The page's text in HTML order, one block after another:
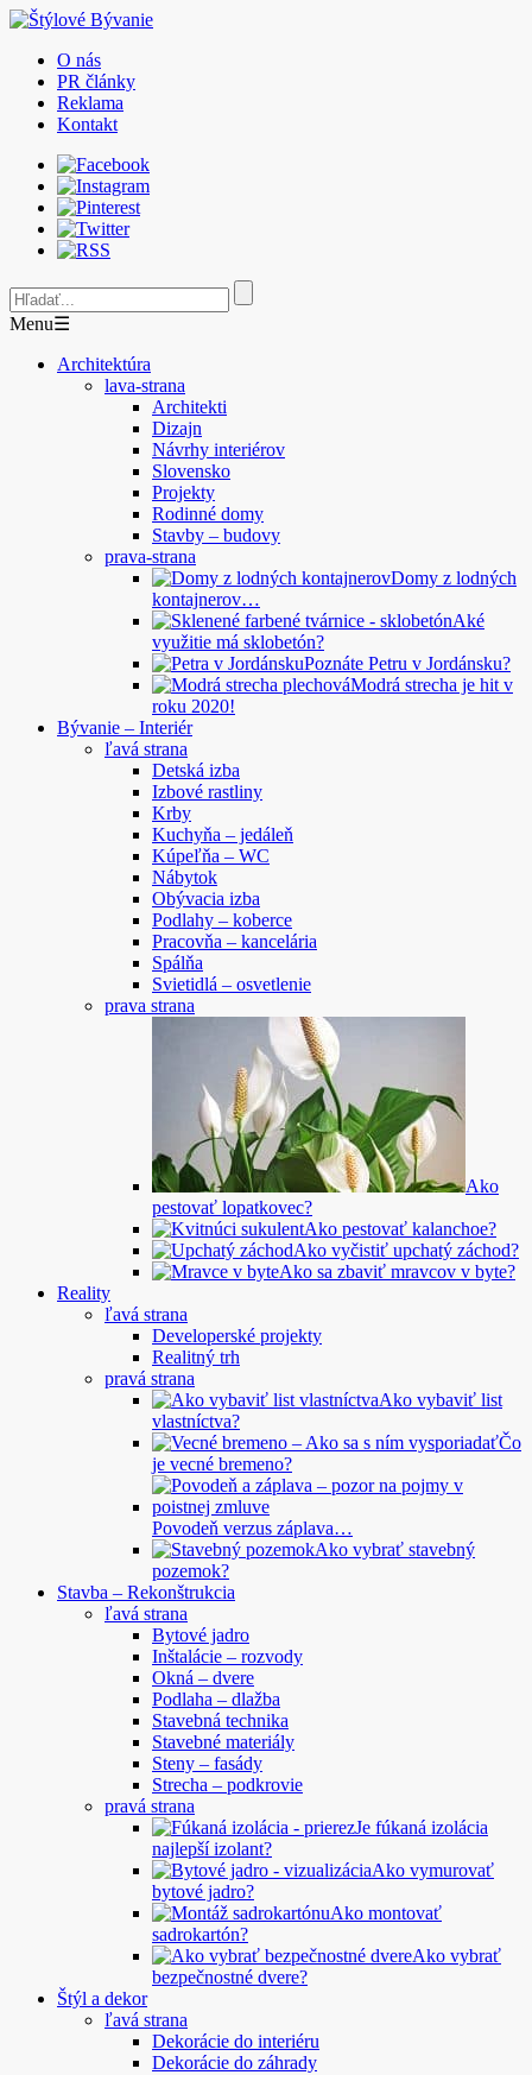
O nás
PR články
Reklama
Kontakt
Menu☰
Architektúra
lava-strana
Architekti
Dizajn
Návrhy interiérov
Slovensko
Projekty
Rodinné domy
Stavby – budovy
prava-strana
Domy z lodných
kontajnerov…
Aké
využitie má sklobetón?
Poznáte Petru v Jordánsku?
Modrá strecha je hit v
roku 2020!
Bývanie – Interiér
ľavá strana
Detská izba
Izbové rastliny
Krby
Kuchyňa – jedáleň
Kúpeľňa – WC
Nábytok
Obývacia izba
Podlahy – koberce
Pracovňa – kancelária
Spálňa
Svietidlá – osvetlenie
prava strana
Ako
pestovať lopatkovec?
Ako pestovať kalanchoe?
Ako vyčistiť upchatý záchod?
Ako sa zbaviť mravcov v byte?
Reality
ľavá strana
Developerské projekty
Realitný trh
pravá strana
Ako vybaviť list
vlastníctva?
Čo
je vecné bremeno?
Povodeň verzus záplava…
Ako vybrať stavebný
pozemok?
Stavba – Rekonštrukcia
ľavá strana
Bytové jadro
Inštalácie – rozvody
Okná – dvere
Podlaha – dlažba
Stavebná technika
Stavebné materiály
Steny – fasády
Strecha – podkrovie
pravá strana
Je fúkaná izolácia
najlepší izolant?
Ako vymurovať
bytové jadro?
Ako montovať
sadrokartón?
Ako vybrať
bezpečnostné dvere?
Štýl a dekor
ľavá strana
Dekorácie do interiéru
Dekorácie do záhrady